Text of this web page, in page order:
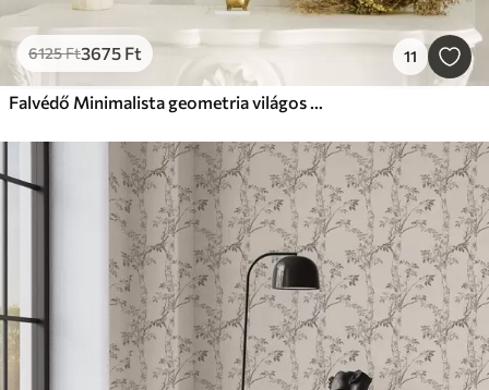
6125Ft3675 Ft 11
Falvédő Minimalista geometria világos krémszínű palettában